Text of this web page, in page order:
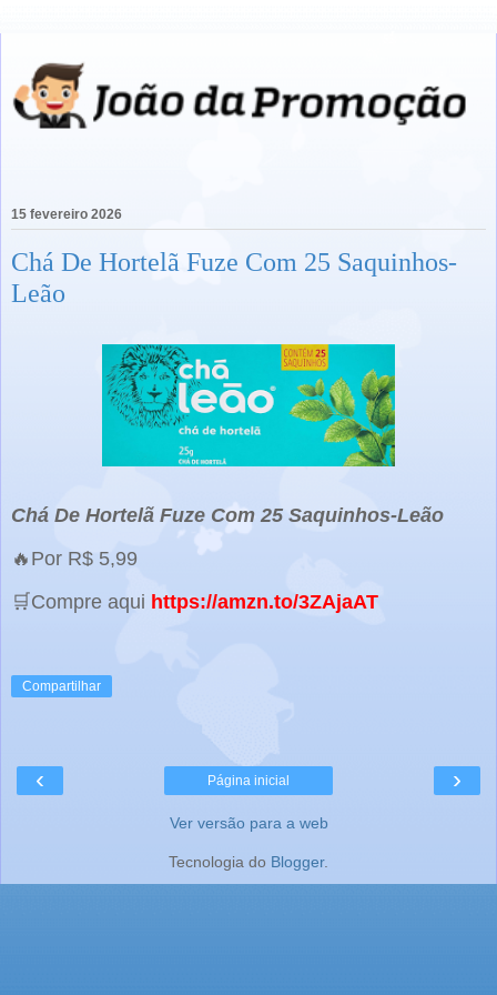
15 fevereiro 2026
Chá De Hortelã Fuze Com 25 Saquinhos-
Leão
Chá De Hortelã Fuze Com 25 Saquinhos-Leão
🔥Por R$ 5,99
🛒Compre aqui https://amzn.to/3ZAjaAT
Compartilhar
‹ ›
Página inicial
Ver versão para a web
Tecnologia do Blogger.